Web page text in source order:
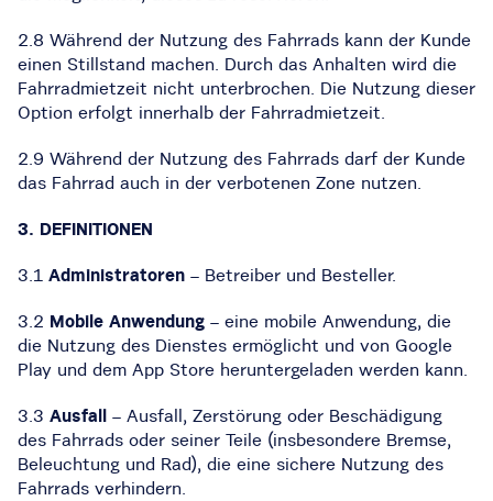
2.8 Während der Nutzung des Fahrrads kann der Kunde
einen Stillstand machen. Durch das Anhalten wird die
Fahrradmietzeit nicht unterbrochen. Die Nutzung dieser
Option erfolgt innerhalb der Fahrradmietzeit.
2.9 Während der Nutzung des Fahrrads darf der Kunde
das Fahrrad auch in der verbotenen Zone nutzen.
3. DEFINITIONEN
3.1 Administratoren – Betreiber und Besteller.
3.2 Mobile Anwendung – eine mobile Anwendung, die
die Nutzung des Dienstes ermöglicht und von Google
Play und dem App Store heruntergeladen werden kann.
3.3 Ausfall – Ausfall, Zerstörung oder Beschädigung
des Fahrrads oder seiner Teile (insbesondere Bremse,
Beleuchtung und Rad), die eine sichere Nutzung des
Fahrrads verhindern.